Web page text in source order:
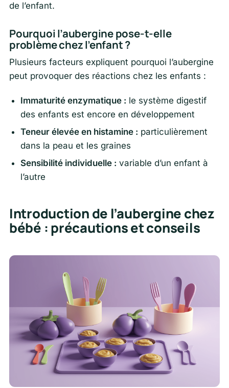
de l’enfant.
Pourquoi l’aubergine pose-t-elle
problème chez l’enfant ?
Plusieurs facteurs expliquent pourquoi l’aubergine
peut provoquer des réactions chez les enfants :
Immaturité enzymatique : le système digestif
des enfants est encore en développement
Teneur élevée en histamine : particulièrement
dans la peau et les graines
Sensibilité individuelle : variable d’un enfant à
l’autre
Introduction de l’aubergine chez
bébé : précautions et conseils